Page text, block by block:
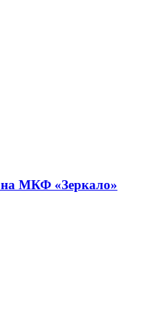
на МКФ «Зеркало»